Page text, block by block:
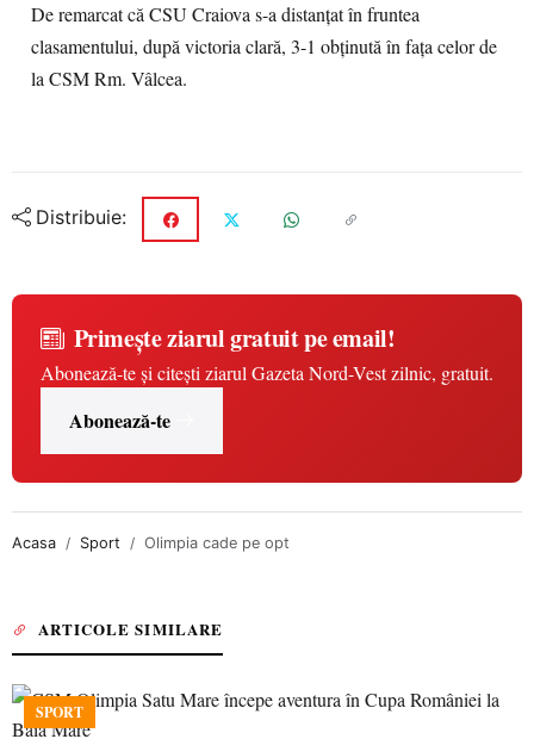
De remarcat că CSU Craiova s-a distanţat în fruntea
clasamentului, după victoria clară, 3-1 obţinută în faţa celor de
la CSM Rm. Vâlcea.
Distribuie:
Primește ziarul gratuit pe email!
Abonează-te și citești ziarul Gazeta Nord-Vest zilnic, gratuit.
Abonează-te
Acasa Sport Olimpia cade pe opt
ARTICOLE SIMILARE
SPORT